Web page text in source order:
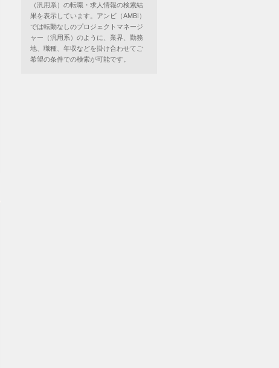
（汎用系）の転職・求人情報の検索結
果を表示しています。アンビ（AMBI）
では転勤なしのプロジェクトマネージ
ャー（汎用系）のように、業界、勤務
地、職種、年収などを掛け合わせてご
希望の条件での検索が可能です。